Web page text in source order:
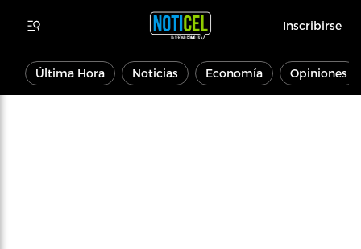
Inscribirse
Última Hora Noticias Economía Opiniones